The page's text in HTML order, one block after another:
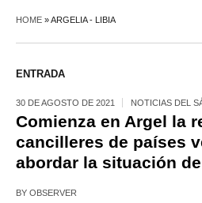
HOME »ARGELIA - LIBIA
ENTRADA
30 DE AGOSTO DE 2021 NOTICIAS DEL
Comienza en Argel la
cancilleres de países
abordar la situación
BY OBSERVER